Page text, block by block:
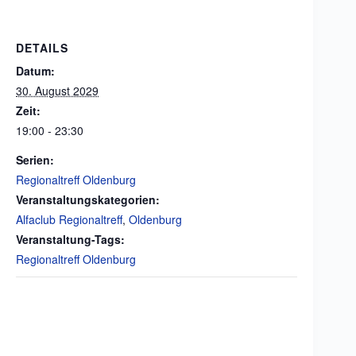
DETAILS
Datum:
30. August 2029
Zeit:
19:00 - 23:30
Serien:
Regionaltreff Oldenburg
Veranstaltungskategorien:
Alfaclub Regionaltreff, Oldenburg
Veranstaltung-Tags:
Regionaltreff Oldenburg